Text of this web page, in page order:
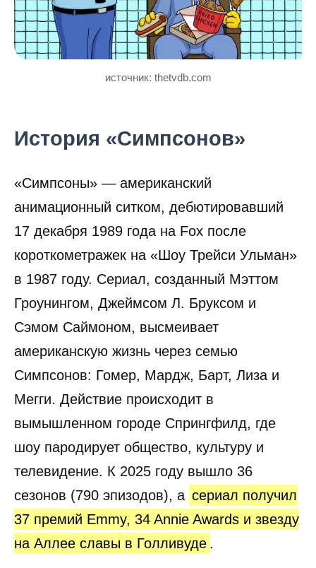
источник: thetvdb.com
История «Симпсонов»
«Симпсоны» — американский
анимационный ситком, дебютировавший
17 декабря 1989 года на Fox после
короткометражек на «Шоу Трейси Ульман»
в 1987 году. Сериал, созданный Мэттом
Гроунингом, Джеймсом Л. Бруксом и
Сэмом Саймоном, высмеивает
американскую жизнь через семью
Симпсонов: Гомер, Мардж, Барт, Лиза и
Мегги. Действие происходит в
вымышленном городе Спрингфилд, где
шоу пародирует общество, культуру и
телевидение. К 2025 году вышло 36
сезонов (790 эпизодов), а сериал получил
37 премий Emmy, 34 Annie Awards и звезду
на Аллее славы в Голливуде .